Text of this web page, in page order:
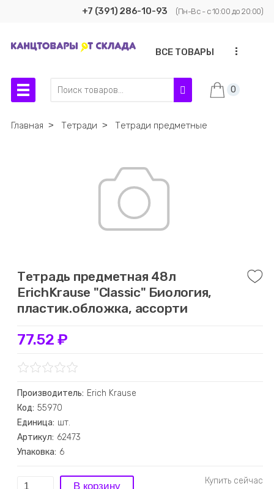
+7 (391) 286-10-93 (Пн-Вс - с 10:00 до 20:00)
ВСЕ ТОВАРЫ ...
0
Главная ˃ Тетради ˃ Тетради предметные
Тетрадь предметная 48л
ErichKrause "Classic" Биология,
пластик.обложка, ассорти
77.52 ₽
Производитель: Erich Krause
Код: 55970
Единица: шт.
Артикул: 62473
Упаковка: 6